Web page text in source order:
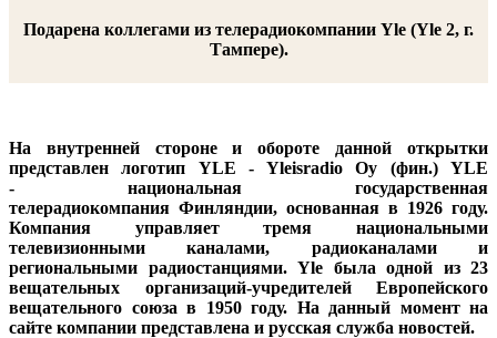
Подарена коллегами из телерадиокомпании Yle (Yle 2, г.
Тампере).
На внутренней стороне и обороте данной открытки
представлен логотип YLE - Yleisradio Oy (фин.) YLE
- национальная государственная
телерадиокомпания Финляндии, основанная в 1926 году.
Компания управляет тремя национальными
телевизионными каналами, радиоканалами и
региональными радиостанциями. Yle была одной из 23
вещательных организаций-учредителей Европейского
вещательного союза в 1950 году. На данный момент на
сайте компании представлена и русская служба новостей.